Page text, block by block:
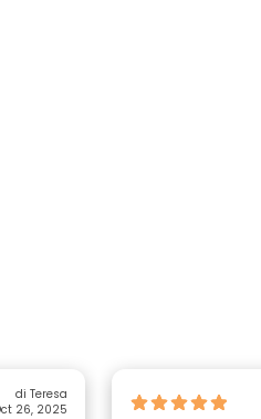
di Teresa
26, 2025